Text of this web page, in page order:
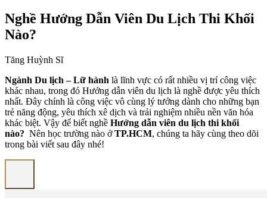
Nghề Hướng Dẫn Viên Du Lịch Thi Khối
Nào?
Tăng Huỳnh Sĩ
Ngành Du lịch – Lữ hành là lĩnh vực có rất nhiều vị trí công việc
khác nhau, trong đó Hướng dẫn viên du lịch là nghề được yêu thích
nhất. Đây chính là công việc vô cùng lý tưởng dành cho những bạn
trẻ năng động, yêu thích xê dịch và trải nghiệm nhiều nền văn hóa
khác biệt. Vậy để biết nghề Hướng dẫn viên du lịch thi khối
nào? Nên học trường nào ởTP.HCM, chúng ta hãy cùng theo dõi
trong bài viết sau đây nhé!